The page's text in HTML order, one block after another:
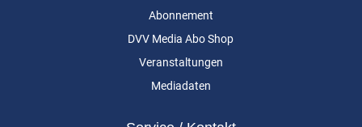
Abonnement
DVV Media Abo Shop
Veranstaltungen
Mediadaten